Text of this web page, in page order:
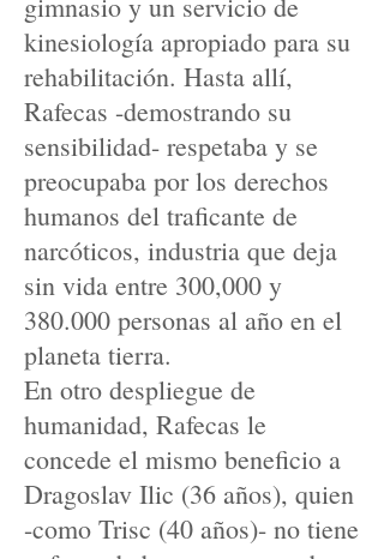
kinesiología apropiado para su
rehabilitación. Hasta allí,
Rafecas -demostrando su
sensibilidad- respetaba y se
preocupaba por los derechos
humanos del traficante de
narcóticos, industria que deja
sin vida entre 300,000 y
380.000 personas al año en el
planeta tierra.
En otro despliegue de
humanidad, Rafecas le
concede el mismo beneficio a
Dragoslav Ilic (36 años), quien
-como Trisc (40 años)- no tiene